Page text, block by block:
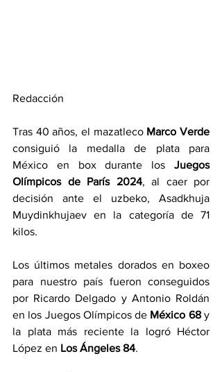
Redacción
Tras 40 años, el mazatleco Marco Verde
consiguió la medalla de plata para
México en box durante los Juegos
Olímpicos de París 2024, al caer por
decisión ante el uzbeko, Asadkhuja
Muydinkhujaev en la categoría de 71
kilos.
Los últimos metales dorados en boxeo
para nuestro país fueron conseguidos
por Ricardo Delgado y Antonio Roldán
en los Juegos Olímpicos de México 68 y
la plata más reciente la logró Héctor
López en Los Ángeles 84.